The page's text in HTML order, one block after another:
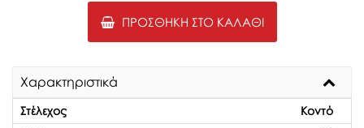
ΠΡΟΣΘΉΚΗ ΣΤΟ ΚΑΛΆΘΙ
Χαρακτηριστικά
Στέλεχος
Κοντό